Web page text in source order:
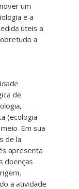
um
e a
úteis a
a
de
(ecologia
Em sua
de la
apresenta
doenças
a atividade